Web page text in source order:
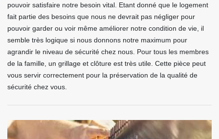
pouvoir satisfaire notre besoin vital. Etant donné que le logement
fait partie des besoins que nous ne devrait pas négliger pour
pouvoir garder ou voir même améliorer notre condition de vie, il
semble très logique si nous donnons notre maximum pour
agrandir le niveau de sécurité chez nous. Pour tous les membres
de la famille, un grillage et clôture est très utile. Cette pièce peut
vous servir correctement pour la préservation de la qualité de
sécurité chez vous.